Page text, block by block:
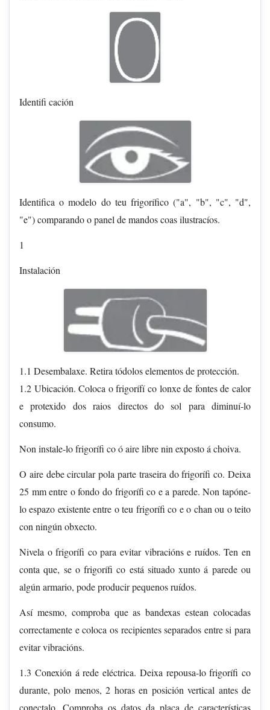
Identifi cación
Identifica o modelo do teu frigorífico ("a", "b", "c", "d",
"e") comparando o panel de mandos coas ilustracíos.
1
Instalación
1.1 Desembalaxe. Retira tódolos elementos de protección.
1.2 Ubicación. Coloca o frigorífí co lonxe de fontes de calor
e protexido dos raios directos do sol para diminuí-lo
consumo.
Non instale-lo frigorífi co ó aire libre nin exposto á choiva.
O aire debe circular pola parte traseira do frigorífi co. Deixa
25 mm entre o fondo do frigorífi co e a parede. Non tapóne-
lo espazo existente entre o teu frigorífi co e o chan ou o teito
con ningún obxecto.
Nivela o frigorífi co para evitar vibracións e ruídos. Ten en
conta que, se o frigorífi co está situado xunto á parede ou
algún armario, pode producir pequenos ruídos.
Así mesmo, comproba que as bandexas estean colocadas
correctamente e coloca os recipientes separados entre si para
evitar vibracións.
1.3 Conexión á rede eléctrica. Deixa repousa-lo frigorífi co
durante, polo menos, 2 horas en posición vertical antes de
conectalo. Comproba os datos da placa de características